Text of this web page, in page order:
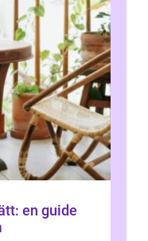
en guide